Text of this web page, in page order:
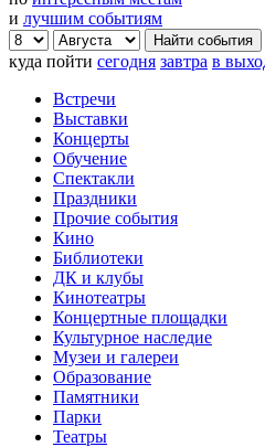
и лучшим событиям
куда пойти сегодня завтра в
Встречи
Выставки
Концерты
Обучение
Спектакли
Праздники
Прочие события
Кино
Библиотеки
ДК и клубы
Кинотеатры
Концертные площадки
Культурное наследие
Музеи и галереи
Образование
Памятники
Парки
Театры